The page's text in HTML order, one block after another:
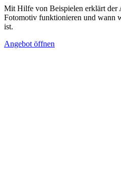
Mit Hilfe von Beispielen erklärt der
Fotomotiv funktionieren und wann
ist.
Angebot öffnen